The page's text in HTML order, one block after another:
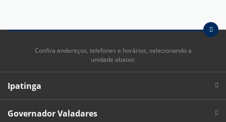
Confira endereços, telefones e horários, selecionando a
unidade abaixo:
Ipatinga
Governador Valadares